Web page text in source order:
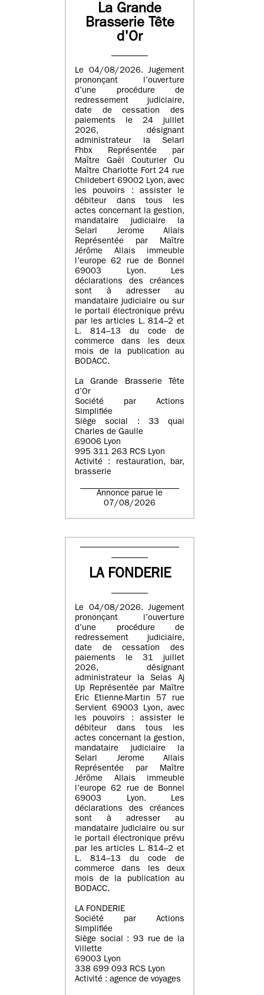
La Grande
Brasserie Tête
d'Or
Le 04/08/2026. Jugement
prononçant l’ouverture
d’une procédure de
redressement judiciaire,
date de cessation des
paiements le 24 juillet
2026, désignant
administrateur la Selarl
Fhbx Représentée par
Maître Gaël Couturier Ou
Maître Charlotte Fort 24 rue
Childebert 69002 Lyon, avec
les pouvoirs : assister le
débiteur dans tous les
actes concernant la gestion,
mandataire judiciaire la
Selarl Jerome Allais
Représentée par Maître
Jérôme Allais immeuble
l’europe 62 rue de Bonnel
69003 Lyon. Les
déclarations des créances
sont à adresser au
mandataire judiciaire ou sur
le portail électronique prévu
par les articles L. 814–2 et
L. 814–13 du code de
commerce dans les deux
mois de la publication au
BODACC.
La Grande Brasserie Tête
d’Or
Société par Actions
Simplifiée
Siège social : 33 quai
Charles de Gaulle
69006 Lyon
995 311 263 RCS Lyon
Activité : restauration, bar,
brasserie
Annonce parue le
07/08/2026
LA FONDERIE
Le 04/08/2026. Jugement
prononçant l’ouverture
d’une procédure de
redressement judiciaire,
date de cessation des
paiements le 31 juillet
2026, désignant
administrateur la Selas Aj
Up Représentée par Maître
Eric Etienne-Martin 57 rue
Servient 69003 Lyon, avec
les pouvoirs : assister le
débiteur dans tous les
actes concernant la gestion,
mandataire judiciaire la
Selarl Jerome Allais
Représentée par Maître
Jérôme Allais immeuble
l’europe 62 rue de Bonnel
69003 Lyon. Les
déclarations des créances
sont à adresser au
mandataire judiciaire ou sur
le portail électronique prévu
par les articles L. 814–2 et
L. 814–13 du code de
commerce dans les deux
mois de la publication au
BODACC.
LA FONDERIE
Société par Actions
Simplifiée
Siège social : 93 rue de la
Villette
69003 Lyon
338 699 093 RCS Lyon
Activité : agence de voyages